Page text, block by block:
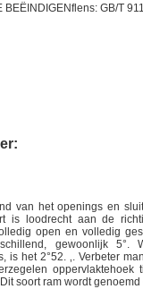
BEËINDIGENflens: GB/T
van het openings en
is loodrecht aan de
open en volledig
gewoonlijk 5°.
is het 2°52. ‚. Verbeter
oppervlaktehoek
soort ram wordt